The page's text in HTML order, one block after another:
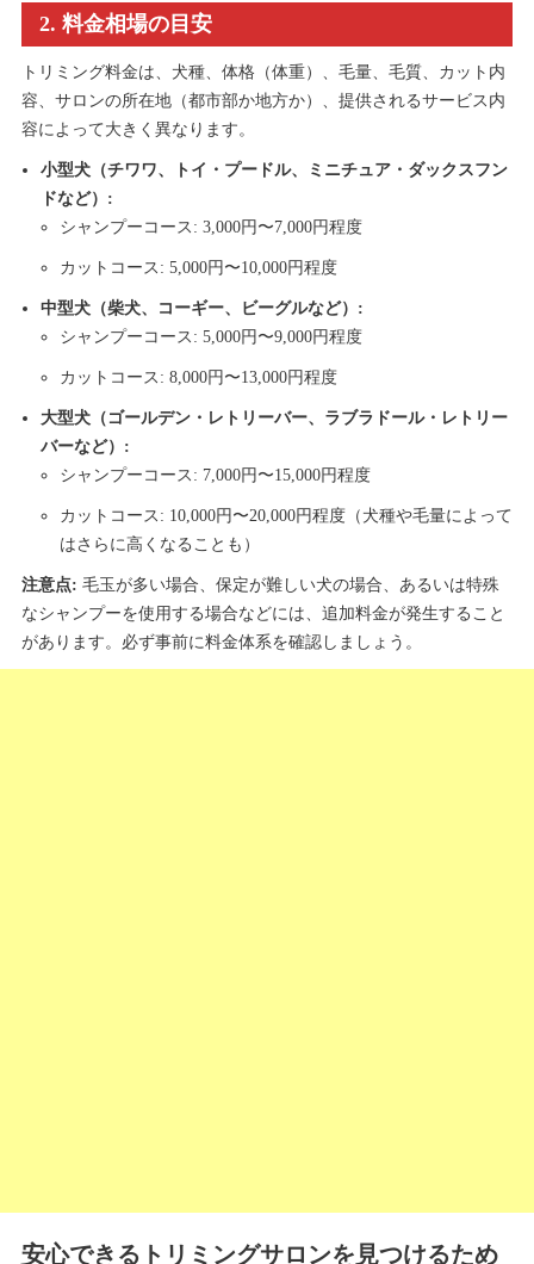
2. 料金相場の目安
トリミング料金は、犬種、体格（体重）、毛量、毛質、カット内
容、サロンの所在地（都市部か地方か）、提供されるサービス内
容によって大きく異なります。
小型犬（チワワ、トイ・プードル、ミニチュア・ダックスフン
ドなど）:
シャンプーコース: 3,000円〜7,000円程度
カットコース: 5,000円〜10,000円程度
中型犬（柴犬、コーギー、ビーグルなど）:
シャンプーコース: 5,000円〜9,000円程度
カットコース: 8,000円〜13,000円程度
大型犬（ゴールデン・レトリーバー、ラブラドール・レトリー
バーなど）:
シャンプーコース: 7,000円〜15,000円程度
カットコース: 10,000円〜20,000円程度（犬種や毛量によって
はさらに高くなることも）
注意点: 毛玉が多い場合、保定が難しい犬の場合、あるいは特殊
なシャンプーを使用する場合などには、追加料金が発生すること
があります。必ず事前に料金体系を確認しましょう。
安心できるトリミングサロンを見つけるため